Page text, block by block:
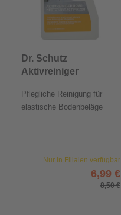
Dr. Schutz
Aktivreiniger
Pflegliche Reinigung für
elastische Bodenbeläge
Nur in Filialen verfügbar
6,99 €
8,50 €